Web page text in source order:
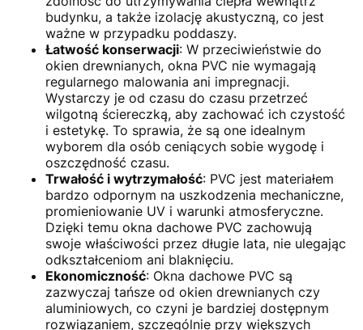
budynku, a także izolację akustyczną, co jest
ważne w przypadku poddaszy.
Łatwość konserwacji: W przeciwieństwie do
okien drewnianych, okna PVC nie wymagają
regularnego malowania ani impregnacji.
Wystarczy je od czasu do czasu przetrzeć
wilgotną ściereczką, aby zachować ich czystość
i estetykę. To sprawia, że są one idealnym
wyborem dla osób ceniących sobie wygodę i
oszczędność czasu.
Trwałość i wytrzymałość: PVC jest materiałem
bardzo odpornym na uszkodzenia mechaniczne,
promieniowanie UV i warunki atmosferyczne.
Dzięki temu okna dachowe PVC zachowują
swoje właściwości przez długie lata, nie ulegając
odkształceniom ani blaknięciu.
Ekonomiczność: Okna dachowe PVC są
zazwyczaj tańsze od okien drewnianych czy
aluminiowych, co czyni je bardziej dostępnym
rozwiązaniem, szczególnie przy większych